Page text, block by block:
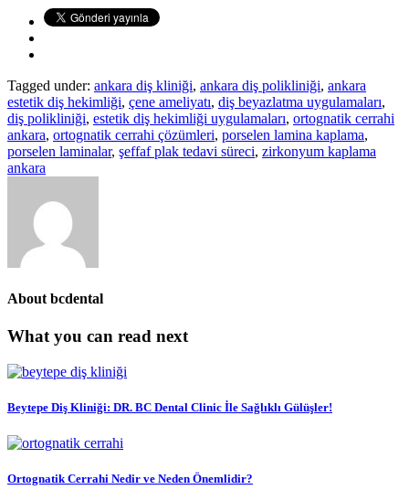
Tagged under: ankara diş kliniği, ankara diş polikliniği, ankara
estetik diş hekimliği, çene ameliyatı, diş beyazlatma uygulamaları,
diş polikliniği, estetik diş hekimliği uygulamaları, ortognatik cerrahi
ankara, ortognatik cerrahi çözümleri, porselen lamina kaplama,
porselen laminalar, şeffaf plak tedavi süreci, zirkonyum kaplama
ankara
About bcdental
What you can read next
Beytepe Diş Kliniği: DR. BC Dental Clinic İle Sağlıklı Gülüşler!
Ortognatik Cerrahi Nedir ve Neden Önemlidir?